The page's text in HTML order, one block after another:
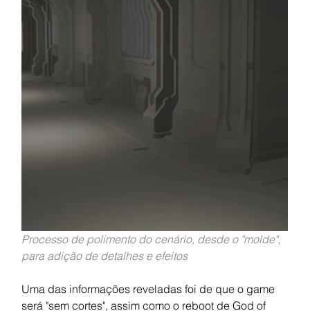
Processo de polimento do cenário, desde o "molde",
para adição de detalhes e efeitos
Uma das informações reveladas foi de que o game
será "sem cortes", assim como o reboot de God of